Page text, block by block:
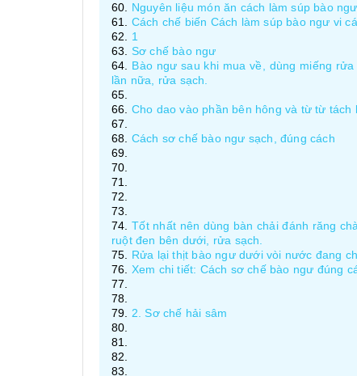
Nguyên liệu món ăn cách làm súp bào
Cách chế biến Cách làm súp bào ngư vi cá
1
Sơ chế bào ngư
Bào ngư sau khi mua về, dùng miếng
lần nữa, rửa sạch.
Cho dao vào phần bên hông và từ từ
Cách sơ chế bào ngư sạch, đúng cách
Tốt nhất nên dùng bàn chải đánh răng
ruột đen bên dưới, rửa sạch.
Rửa lại thịt bào ngư dưới vòi nước đang
Xem chi tiết: Cách sơ chế bào ngư đúng
2. Sơ chế hải sâm